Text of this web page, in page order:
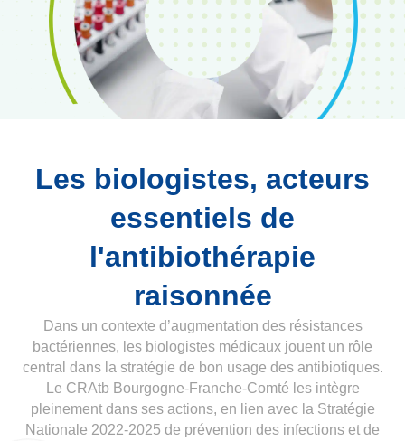
Les biologistes, acteurs
essentiels de
l'antibiothérapie
raisonnée
Dans un contexte d’augmentation des résistances
bactériennes, les biologistes médicaux jouent un rôle
central dans la stratégie de bon usage des antibiotiques.
Le CRAtb Bourgogne-Franche-Comté les intègre
pleinement dans ses actions, en lien avec la Stratégie
Nationale 2022-2025 de prévention des infections et de